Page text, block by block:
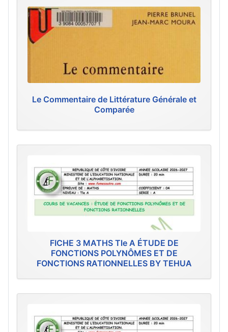
Le Commentaire de Littérature Générale et
Comparée
FICHE 3 MATHS Tle A ÉTUDE DE
FONCTIONS POLYNÔMES ET DE
FONCTIONS RATIONNELLES BY TEHUA